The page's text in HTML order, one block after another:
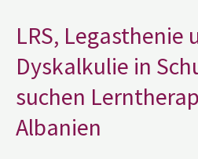
LRS, Legasthenie
Dyskalkulie in
suchen
Albanien
Schulen:
Eltern
suchen
Lerntherapiehilfe
in
Albanien